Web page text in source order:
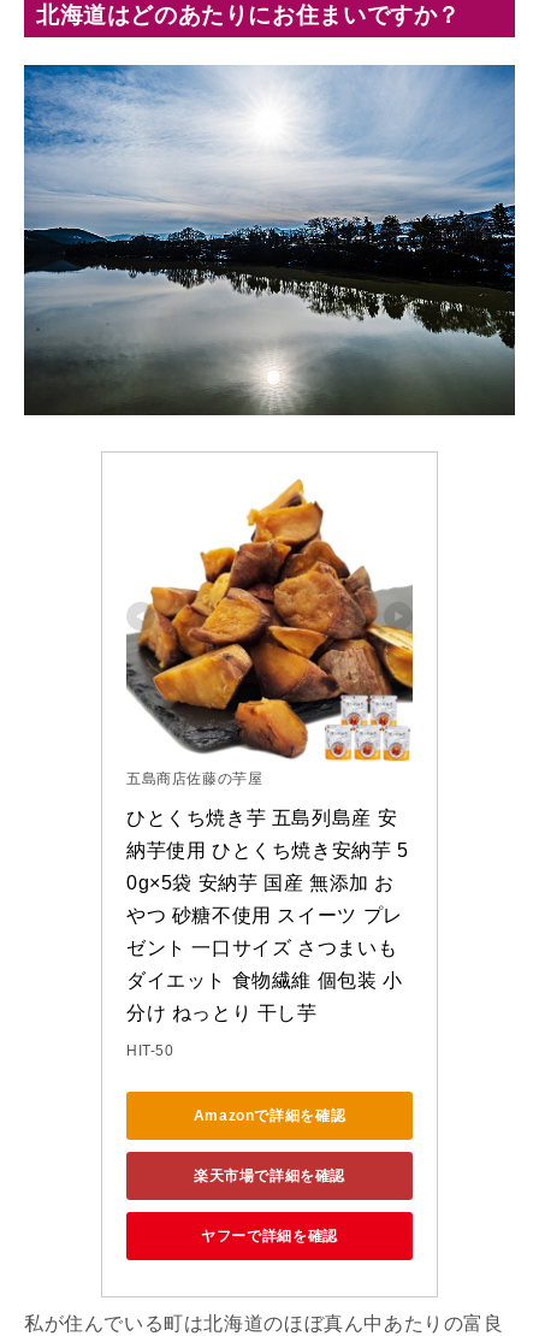
北海道はどのあたりにお住まいですか？
五島商店佐藤の芋屋
ひとくち焼き芋 五島列島産 安
納芋使用 ひとくち焼き安納芋 5
0g×5袋 安納芋 国産 無添加 お
やつ 砂糖不使用 スイーツ プレ
ゼント 一口サイズ さつまいも
ダイエット 食物繊維 個包装 小
分け ねっとり 干し芋
HIT-50
Amazonで詳細を確認
楽天市場で詳細を確認
ヤフーで詳細を確認
私が住んでいる町は北海道のほぼ真ん中あたりの富良